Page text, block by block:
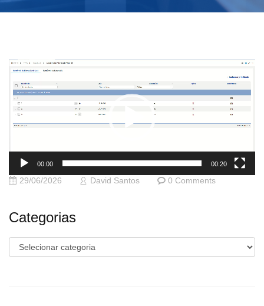
Tocador
de
vídeo
00:00 00:20
29/06/2026 David Santos 0 Comments
Categorias
Categorias